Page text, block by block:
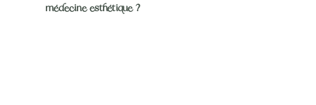
médecine esthétique ?